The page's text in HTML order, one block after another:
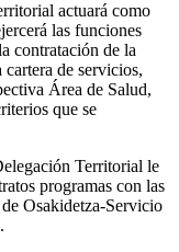
actuará como
las funciones
contratación de la
de servicios,
Área de Salud,
que se
Territorial le
programas con las
Osakidetza-Servicio